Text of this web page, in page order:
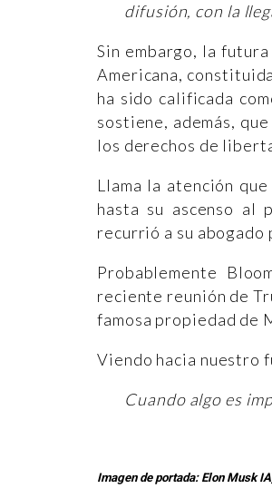
difusión, con la
Sin embargo, la
Americana,
ha sido calificada
sostiene, además,
los derechos de
Llama la atención
hasta su ascenso al
recurrió a su
Probablemente
reciente reunión de
famosa propiedad de
Viendo hacia nuestro
Cuando algo es
Imagen de portada: Elon Musk